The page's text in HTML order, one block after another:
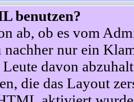
benutzen?
ab, ob es vom
nachher nur ein
davon
die das Layout